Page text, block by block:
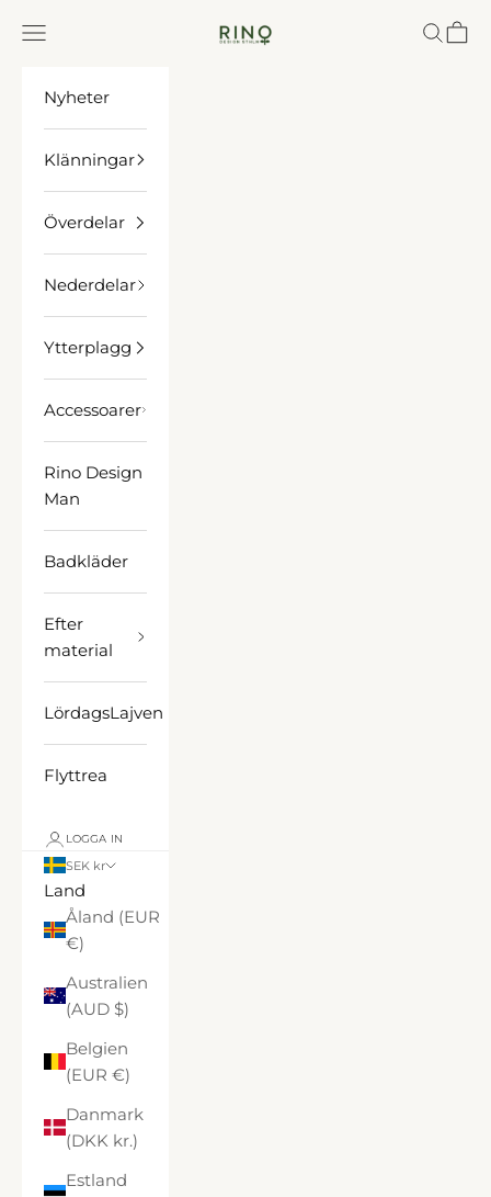
Rino Design Sthlm
Meny Sök
Nyheter
Klänningar
Överdelar
Nederdelar
Ytterplagg
Accessoarer
Rino Design
Man
Badkläder
Efter
material
LördagsLajven
Flyttrea
LOGGA IN
SEK kr
Land
Åland (EUR
€)
Australien
(AUD $)
Belgien
(EUR €)
Danmark
(DKK kr.)
Estland